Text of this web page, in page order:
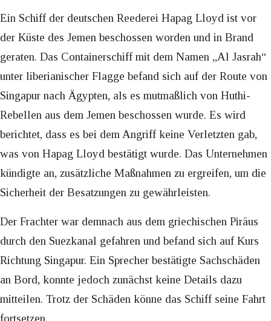
Ein Schiff der deutschen Reederei Hapag Lloyd ist vor
der Küste des Jemen beschossen worden und in Brand
geraten. Das Containerschiff mit dem Namen „Al Jasrah“
unter liberianischer Flagge befand sich auf der Route von
Singapur nach Ägypten, als es mutmaßlich von Huthi-
Rebellen aus dem Jemen beschossen wurde. Es wird
berichtet, dass es bei dem Angriff keine Verletzten gab,
was von Hapag Lloyd bestätigt wurde. Das Unternehmen
kündigte an, zusätzliche Maßnahmen zu ergreifen, um die
Sicherheit der Besatzungen zu gewährleisten.
Der Frachter war demnach aus dem griechischen Piräus
durch den Suezkanal gefahren und befand sich auf Kurs
Richtung Singapur. Ein Sprecher bestätigte Sachschäden
an Bord, konnte jedoch zunächst keine Details dazu
mitteilen. Trotz der Schäden könne das Schiff seine Fahrt
fortsetzen.